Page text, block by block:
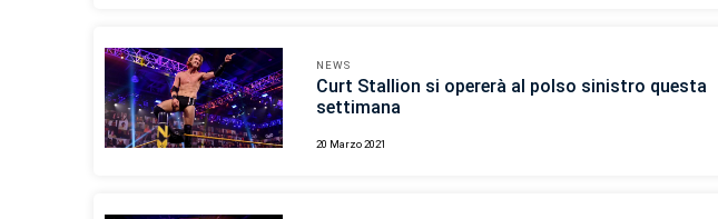
NEWS
Curt Stallion si opererà al polso sinistro questa
settimana
20 Marzo 2021